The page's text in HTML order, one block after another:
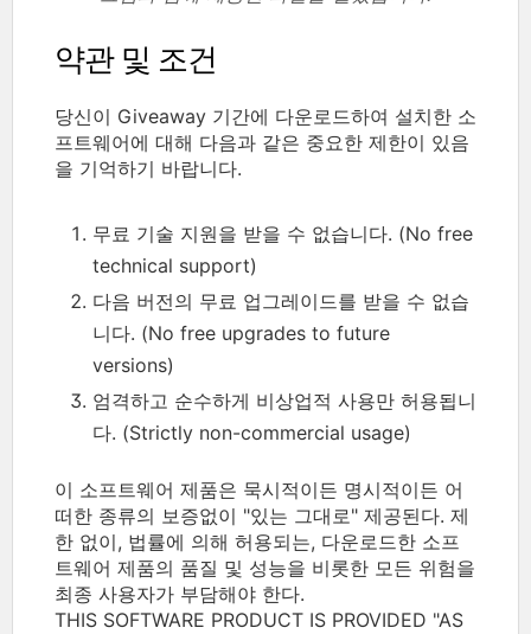
약관 및 조건
당신이 Giveaway 기간에 다운로드하여 설치한 소
프트웨어에 대해 다음과 같은 중요한 제한이 있음
을 기억하기 바랍니다.
무료 기술 지원을 받을 수 없습니다. (No free
technical support)
다음 버전의 무료 업그레이드를 받을 수 없습
니다. (No free upgrades to future
versions)
엄격하고 순수하게 비상업적 사용만 허용됩니
다. (Strictly non-commercial usage)
이 소프트웨어 제품은 묵시적이든 명시적이든 어
떠한 종류의 보증없이 "있는 그대로" 제공된다. 제
한 없이, 법률에 의해 허용되는, 다운로드한 소프
트웨어 제품의 품질 및 성능을 비롯한 모든 위험을
최종 사용자가 부담해야 한다.
THIS SOFTWARE PRODUCT IS PROVIDED "AS